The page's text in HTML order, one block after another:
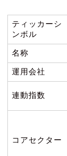
ティッカーシ
ンボル
名称
運用会社
連動指数
コアセクター